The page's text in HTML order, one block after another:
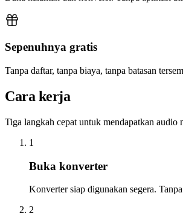
Sepenuhnya gratis
Tanpa daftar, tanpa biaya, tanpa batasan
Cara kerja
Tiga langkah cepat untuk mendapatkan audio
1
Buka konverter
Konverter siap digunakan segera.
2